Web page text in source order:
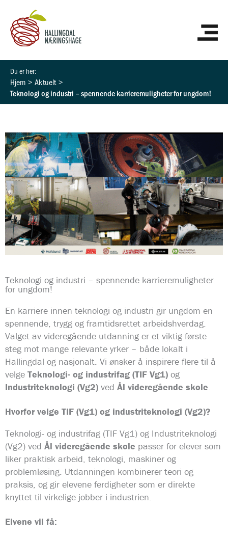
innholdet
Hjem
Aktuelt
Teknologi og industri – spennende karrieremuligheter for ungdom!
Teknologi og industri – spennende karrieremuligheter
for ungdom!
En karriere innen teknologi og industri gir ungdom en
spennende, trygg og framtidsrettet arbeidshverdag.
Valget av videregående utdanning er et viktig første
steg mot mange relevante yrker – både lokalt i
Hallingdal og nasjonalt. Vi ønsker å inspirere flere til å
velge Teknologi- og industrifag (TIF Vg1) og
Industriteknologi (Vg2) ved Ål videregående skole.
Hvorfor velge TIF (Vg1) og industriteknologi (Vg2)?
Teknologi- og industrifag (TIF Vg1) og Industriteknologi
(Vg2) ved Ål videregående skole passer for elever som
liker praktisk arbeid, teknologi, maskiner og
problemløsing. Utdanningen kombinerer teori og
praksis, og gir elevene ferdigheter som er direkte
knyttet til virkelige jobber i industrien.
Elvene vil få: